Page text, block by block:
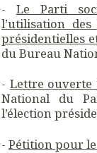
- Le Parti
l’utilisation
présidentielles
du Bureau
- Lettre ouverte
National du
l’élection
- Pétition pour